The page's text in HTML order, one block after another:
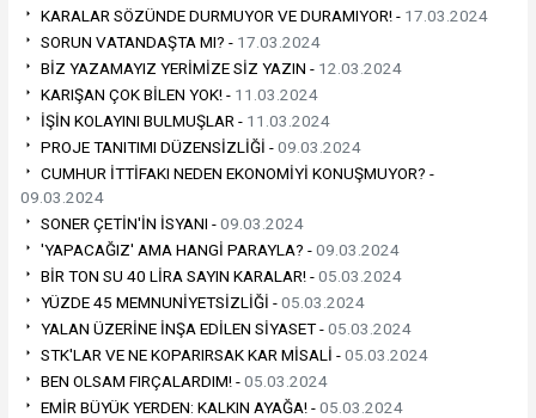
KARALAR SÖZÜNDE DURMUYOR VE DURAMIYOR! - 17.03.2024
SORUN VATANDAŞTA MI? - 17.03.2024
BİZ YAZAMAYIZ YERİMİZE SİZ YAZIN - 12.03.2024
KARIŞAN ÇOK BİLEN YOK! - 11.03.2024
İŞİN KOLAYINI BULMUŞLAR - 11.03.2024
PROJE TANITIMI DÜZENSİZLİĞİ -09.03.2024
CUMHUR İTTİFAKI NEDEN EKONOMİYİ KONUŞMUYOR? -
09.03.2024
SONER ÇETİN'İN İSYANI -09.03.2024
'YAPACAĞIZ' AMA HANGİ PARAYLA? -09.03.2024
BİR TON SU 40 LİRA SAYIN KARALAR! -05.03.2024
YÜZDE 45 MEMNUNİYETSİZLİĞİ -05.03.2024
YALAN ÜZERİNE İNŞA EDİLEN SİYASET -05.03.2024
STK'LAR VE NE KOPARIRSAK KAR MİSALİ -05.03.2024
BEN OLSAM FIRÇALARDIM! -05.03.2024
EMİR BÜYÜK YERDEN: KALKIN AYAĞA! -05.03.2024